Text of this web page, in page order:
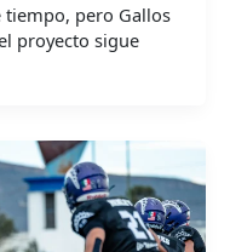
pero Gallos
proyecto sigue